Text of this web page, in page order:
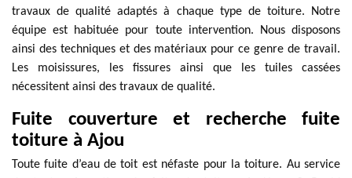
travaux de qualité adaptés à chaque type de toiture. Notre
équipe est habituée pour toute intervention. Nous disposons
ainsi des techniques et des matériaux pour ce genre de travail.
Les moisissures, les fissures ainsi que les tuiles cassées
nécessitent ainsi des travaux de qualité.
Fuite couverture et recherche fuite
toiture à Ajou
Toute fuite d’eau de toit est néfaste pour la toiture. Au service